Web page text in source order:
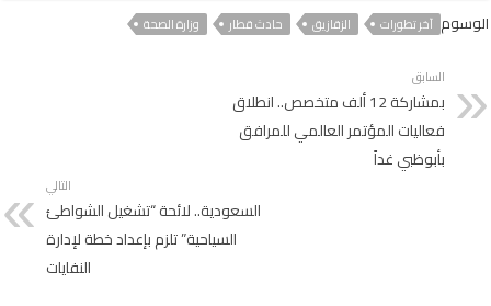
الوسوم آخر تطورات الزقازيق حادث قطار وزارة الصحة
السابق
بمشاركة 12 ألف متخصص.. انطلاق
فعاليات المؤتمر العالمي للمرافق
بأبوظبي غداً
التالي
السعودية.. لائحة “تشغيل الشواطئ
السياحية” تلزم بإعداد خطة لإدارة
النفايات